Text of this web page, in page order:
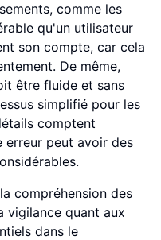
comme les
qu'un utilisateur
son compte, car cela
De même,
être fluide et sans
simplifié pour les
comptent
erreur peut avoir des
compréhension des
vigilance quant aux
dans le